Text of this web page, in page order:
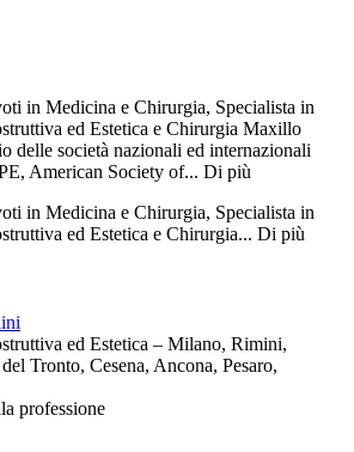
in Medicina e Chirurgia, Specialista in
ed Estetica e Chirurgia Maxillo
delle società nazionali ed internazionali
American Society of... Di più
in Medicina e Chirurgia, Specialista in
ed Estetica e Chirurgia... Di più
ed Estetica – Milano, Rimini,
Tronto, Cesena, Ancona, Pesaro,
professione